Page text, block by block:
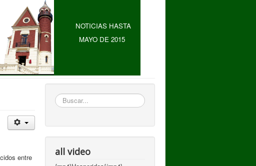
NOTICIAS HASTA
MAYO DE 2015
entre
Buscar
all video